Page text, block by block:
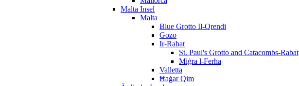
Malta Insel
Malta
Blue Grotto Il-Qrendi
Gozo
Ir-Rabat
St. Paul's Grotto and Catacombs-Rabat
Miġra l-Ferħa
Valletta
Ħaġar Qim